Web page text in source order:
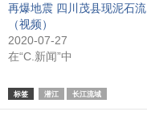
再爆地震 四川茂县现泥石流
（视频）
2020-07-27
在“C.新闻”中
标签 潜江 长江流域